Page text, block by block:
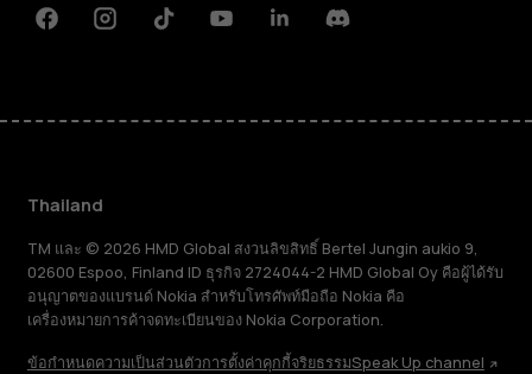
FacebookInstagramTiktokYoutubeLinkedinDiscord
Thailand
TM และ © 2026 HMD Global สงวนลิขสิทธิ์ Bertel Jungin aukio 9,
02600 Espoo, Finland ID ธุรกิจ 2724044-2 HMD Global Oy คือผู้ได้รับ
อนุญาตของแบรนด์ Nokia สำหรับโทรศัพท์มือถือ Nokia คือ
เครื่องหมายการค้าจดทะเบียนของ Nokia Corporation.
ข้อกำหนดความเป็นส่วนตัวการตั้งค่าคุกกี้จริยธรรมSpeak Up channel